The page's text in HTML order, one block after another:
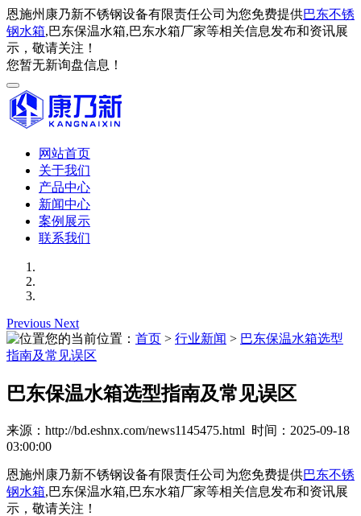
恩施州康乃新不锈钢设备有限责任公司为您免费提供巴东不锈
钢水箱,巴东保温水箱,巴东水箱厂家等相关信息发布和资讯展
示，敬请关注！
您暂无新询盘信息！
网站首页
关于我们
产品中心
新闻中心
案例展示
联系我们
Previous Next
您的当前位置： 首页 > 行业新闻 > 巴东保温水箱选型
指南及常见误区
巴东保温水箱选型指南及常见误区
来源：http://bd.eshnx.com/news1145475.html 时间：2025-09-18
03:00:00
恩施州康乃新不锈钢设备有限责任公司为您免费提供巴东不锈
钢水箱,巴东保温水箱,巴东水箱厂家等相关信息发布和资讯展
示，敬请关注！